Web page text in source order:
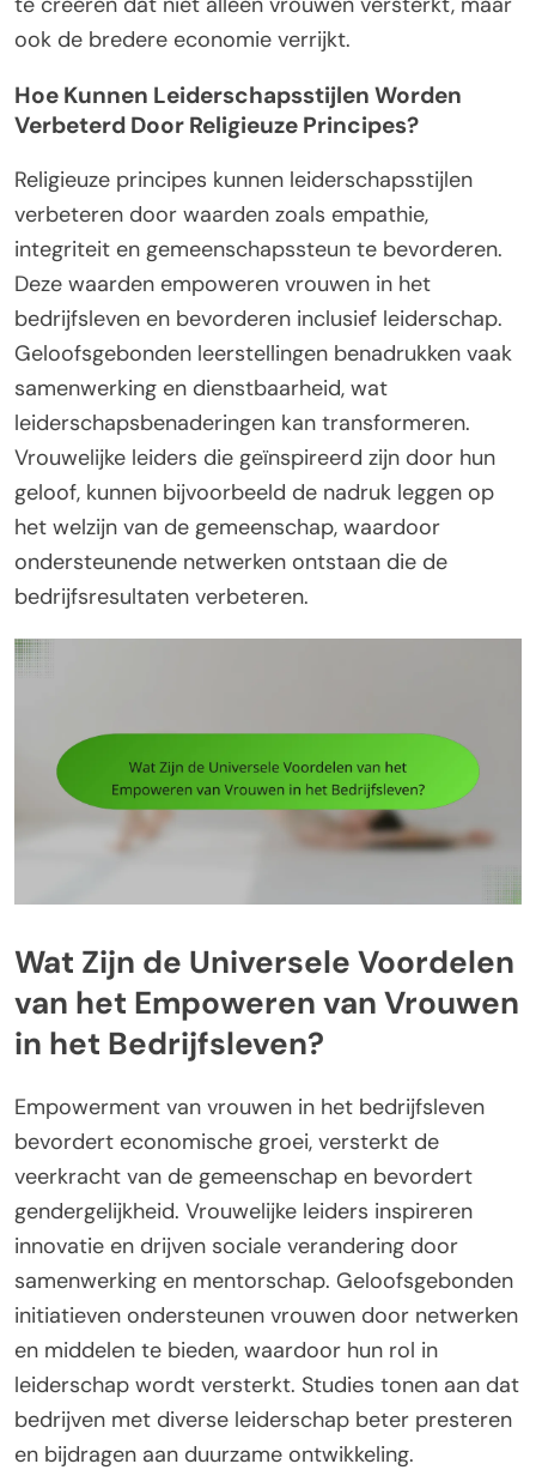
ook de bredere economie verrijkt.
Hoe Kunnen Leiderschapsstijlen Worden
Verbeterd Door Religieuze Principes?
Religieuze principes kunnen leiderschapsstijlen
verbeteren door waarden zoals empathie,
integriteit en gemeenschapssteun te bevorderen.
Deze waarden empoweren vrouwen in het
bedrijfsleven en bevorderen inclusief leiderschap.
Geloofsgebonden leerstellingen benadrukken vaak
samenwerking en dienstbaarheid, wat
leiderschapsbenaderingen kan transformeren.
Vrouwelijke leiders die geïnspireerd zijn door hun
geloof, kunnen bijvoorbeeld de nadruk leggen op
het welzijn van de gemeenschap, waardoor
ondersteunende netwerken ontstaan die de
bedrijfsresultaten verbeteren.
Wat Zijn de Universele Voordelen
van het Empoweren van Vrouwen
in het Bedrijfsleven?
Empowerment van vrouwen in het bedrijfsleven
bevordert economische groei, versterkt de
veerkracht van de gemeenschap en bevordert
gendergelijkheid. Vrouwelijke leiders inspireren
innovatie en drijven sociale verandering door
samenwerking en mentorschap. Geloofsgebonden
initiatieven ondersteunen vrouwen door netwerken
en middelen te bieden, waardoor hun rol in
leiderschap wordt versterkt. Studies tonen aan dat
bedrijven met diverse leiderschap beter presteren
en bijdragen aan duurzame ontwikkeling.